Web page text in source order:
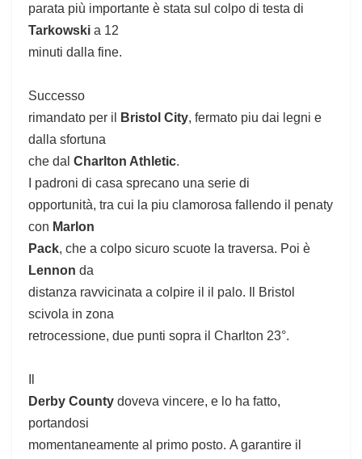
parata più importante è stata sul colpo di testa di
Tarkowski a 12
minuti dalla fine.
Successo
rimandato per il
Bristol City, fermato piu dai legni e
dalla sfortuna
che dal Charlton Athletic.
I padroni di casa sprecano una serie di
opportunità, tra cui la piu clamorosa fallendo il penaty
con Marlon
Pack, che a colpo sicuro scuote la traversa. Poi è
Lennon da
distanza ravvicinata a colpire il il palo. Il Bristol
scivola in zona
retrocessione, due punti sopra il Charlton 23°.
Derby County doveva vincere, e lo ha fatto,
portandosi
momentaneamente al primo posto. A garantire il